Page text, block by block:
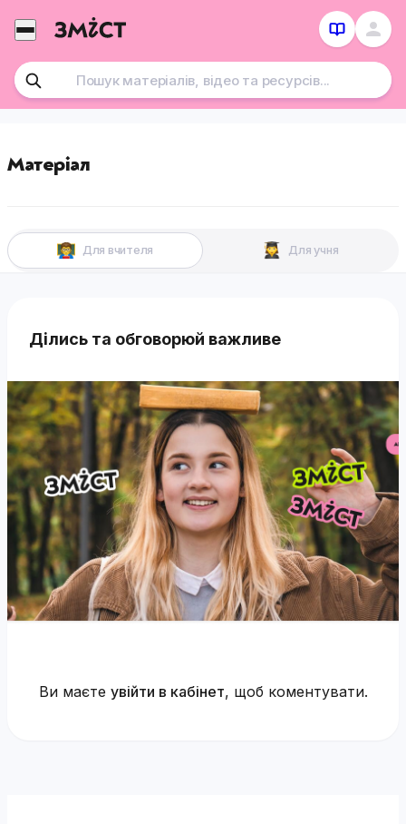
Перейти
до
Матеріал
Для вчителя Для учня
Ділись та обговорюй важливе
Ви маєте увійти в кабінет, щоб коментувати.